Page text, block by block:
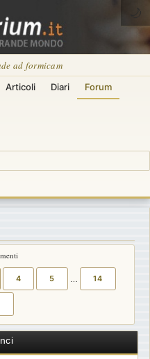
ad formicam
Articoli Diari Forum
🌙
4 5 … 14